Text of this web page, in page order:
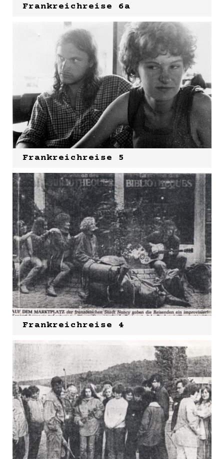
Frankreichreise 6a
Frankreichreise 5
Frankreichreise 4